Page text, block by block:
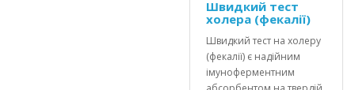
Швидкий тест
холера (фекалії)
Швидкий тест на холеру
(фекалії) є надійним
імуноферментним